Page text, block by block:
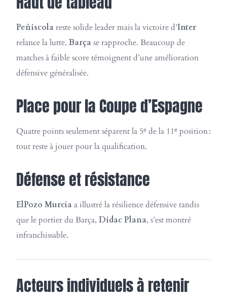
Peñíscolareste solide leader mais la victoire d’Inter
relance la lutte,Barçase rapproche. Beaucoup de
matches à faible score témoignent d’une amélioration
défensive généralisée.
Place pour la Coupe d’Espagne
Quatre points seulement séparent la 5ᵉ de la 11ᵉ position :
tout reste à jouer pour la qualification.
Défense et résistance
ElPozo Murciaa illustré la résilience défensive tandis
que le portier du Barça, Dídac Plana, s’est montré
infranchissable.
Acteurs individuels à retenir